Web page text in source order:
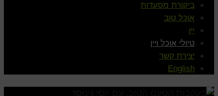
ביקורת מסעדות
אוכל טוב
יין
טיולי אוכל ויין
יצירת קשר
English